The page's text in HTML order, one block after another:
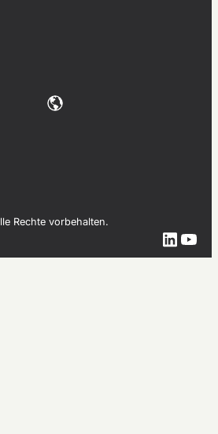
Rechte vorbehalten.